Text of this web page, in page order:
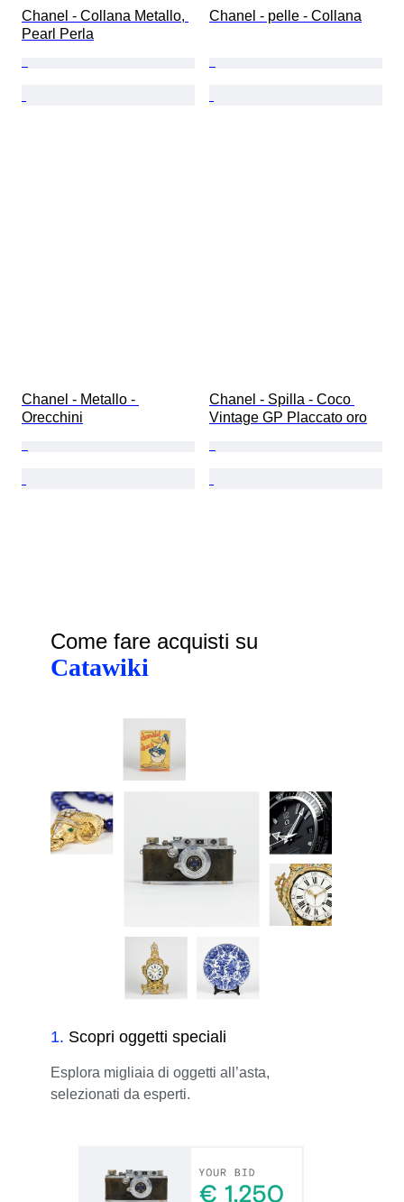
Chanel - Collana Metallo,
Pearl Perla
Chanel - pelle - Collana
Chanel - Metallo -
Orecchini
Chanel - Spilla - Coco
Vintage GP Placcato oro
Come fare acquisti su
Catawiki
1. Scopri oggetti speciali
Esplora migliaia di oggetti all’asta,
selezionati da esperti.